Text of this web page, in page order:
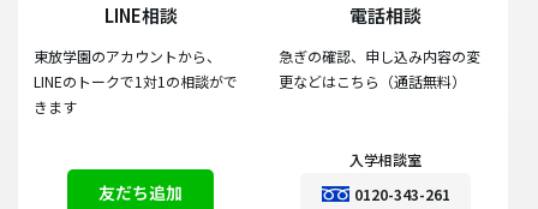
LINE相談
東放学園のアカウントから、
LINEのトークで1対1の相談がで
きます
友だち追加
電話相談
急ぎの確認、申し込み内容の変
更などはこちら（通話無料）
入学相談室
0120-343-261